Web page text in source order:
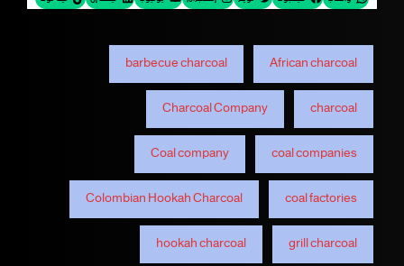
African charcoal
barbecue charcoal
charcoal
Charcoal Company
coal companies
Coal company
coal factories
Colombian Hookah Charcoal
grill charcoal
hookah charcoal